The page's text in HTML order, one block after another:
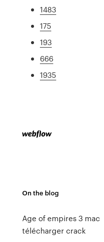
1483
175
193
666
1935
On the blog
Age of empires 3 mac
télécharger crack